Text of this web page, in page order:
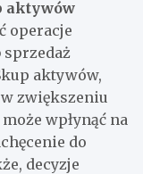
aktywów
operacje
aktywów,
zwiększeniu
wpłynąć na
do
decyzje